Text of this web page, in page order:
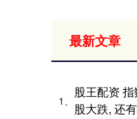
最新文章
1、
股王配资
股大跌, 还